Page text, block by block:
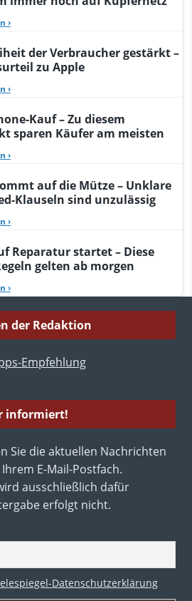
›
der Verbraucher gestärkt –
zu Apple
›
Kauf – Zu diesem
sparen Käufer am meisten
›
auf die Mütze – Unklare
Klauseln sind unzulässig
›
Reparatur startet – Diese
gelten ab morgen
›
der Redaktion
informiert!
Sie die aktuellen Nachrichten
E-Mail-Postfach.
ausschließlich dafür
erfolgt nicht.
Datenschutzerklärung